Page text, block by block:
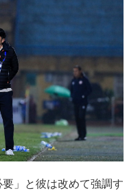
要」と彼は改めて強調す